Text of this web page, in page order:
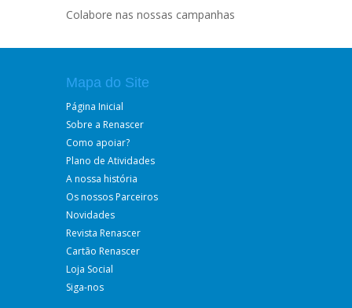
Colabore nas nossas campanhas
Mapa do Site
Página Inicial
Sobre a Renascer
Como apoiar?
Plano de Atividades
A nossa história
Os nossos Parceiros
Novidades
Revista Renascer
Cartão Renascer
Loja Social
Siga-nos